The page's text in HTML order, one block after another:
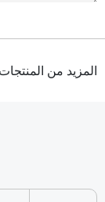
المزيد من المنتجات